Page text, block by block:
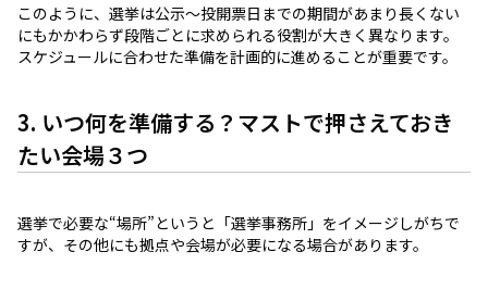
このように、選挙は公示～投開票日までの期間があまり長くない
にもかかわらず段階ごとに求められる役割が大きく異なります。
スケジュールに合わせた準備を計画的に進めることが重要です。
3. いつ何を準備する？マストで押さえておき
たい会場３つ
選挙で必要な“場所”というと「選挙事務所」をイメージしがちで
すが、その他にも拠点や会場が必要になる場合があります。